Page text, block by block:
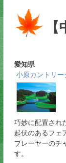
愛知県
小原カントリー
巧妙に配置され
起伏のあるフェ
プレーヤーのチ
す。